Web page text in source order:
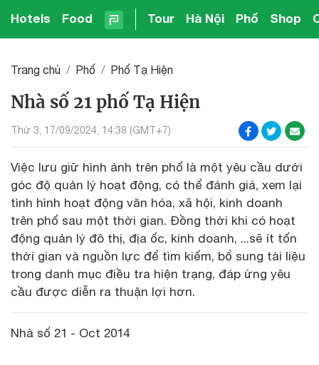
Hotels Food Tour Hà Nội Phố Shop
Trang chủ Phố Phố Tạ Hiện
Nhà số 21 phố Tạ Hiện
Thứ 3, 17/09/2024, 14:38 (GMT+7)
Việc lưu giữ hình ảnh trên phố là một yêu cầu dưới
góc độ quản lý hoạt động, có thể đánh giá, xem lại
tình hình hoạt động văn hóa, xã hội, kinh doanh
trên phố sau một thời gian. Đồng thời khi có hoạt
động quản lý đô thị, địa ốc, kinh doanh, ...sẽ ít tốn
thời gian và nguồn lực để tìm kiếm, bổ sung tài liệu
trong danh mục điều tra hiện trạng, đáp ứng yêu
cầu được diễn ra thuận lợi hơn.
Nhà số 21 - Oct 2014